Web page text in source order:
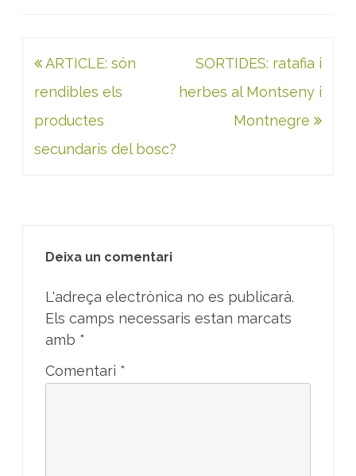
Navegació
d'entrades
ARTICLE: són
rendibles els
productes
secundaris del bosc?
SORTIDES: ratafia i
herbes al Montseny i
Montnegre
Deixa un comentari
L'adreça electrònica no es publicarà.
Els camps necessaris estan marcats
amb *
Comentari *